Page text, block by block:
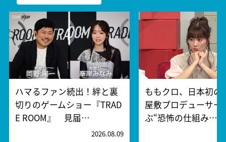
ハマるファン続出！絆と裏
切りのゲームショー『TRAD
E ROOM』 見届…
2026.08.09
ももクロ、日本初の
屋敷プロデューサー
ぶ“恐怖の仕組み…